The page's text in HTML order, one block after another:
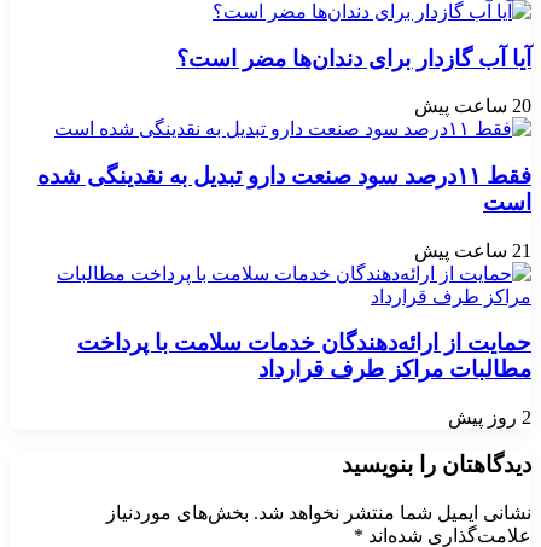
آیا آب گازدار برای دندان‌ها مضر است؟
20 ساعت پیش
فقط ۱۱‌درصد سود صنعت دارو تبدیل به نقدینگی شده
است
21 ساعت پیش
حمایت از ارائه‌دهندگان خدمات سلامت با پرداخت
مطالبات مراکز طرف قرارداد
2 روز پیش
دیدگاهتان را بنویسید
نشانی ایمیل شما منتشر نخواهد شد. بخش‌های موردنیاز
علامت‌گذاری شده‌اند *